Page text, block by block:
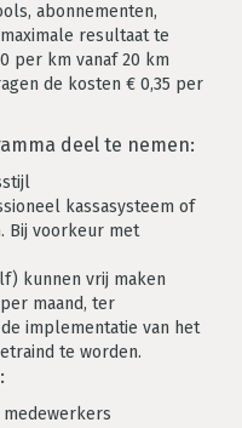
abonnementen,
resultaat te
per km vanaf 20 km
de kosten € 0,35 per
deel te nemen:
kassasysteem of
Bij voorkeur met
kunnen vrij maken
maand, ter
implementatie van het
te worden.